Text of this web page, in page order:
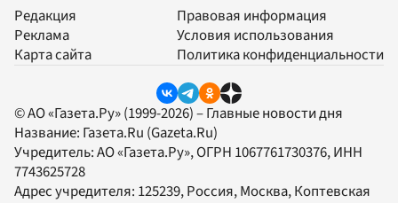
Редакция
Реклама
Карта сайта
Правовая информация
Условия использования
Политика конфиденциальности
© АО «Газета.Ру» (1999-2026) – Главные новости дня
Название: Газета.Ru (Gazeta.Ru)
Учредитель:АО «Газета.Ру», ОГРН 1067761730376, ИНН
7743625728
Адрес учредителя: 125239, Россия, Москва, Коптевская